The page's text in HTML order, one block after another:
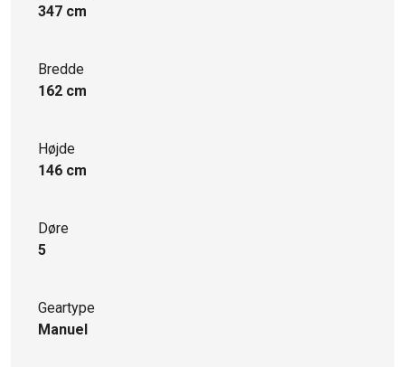
347 cm
Bredde
162 cm
Højde
146 cm
Døre
5
Geartype
Manuel